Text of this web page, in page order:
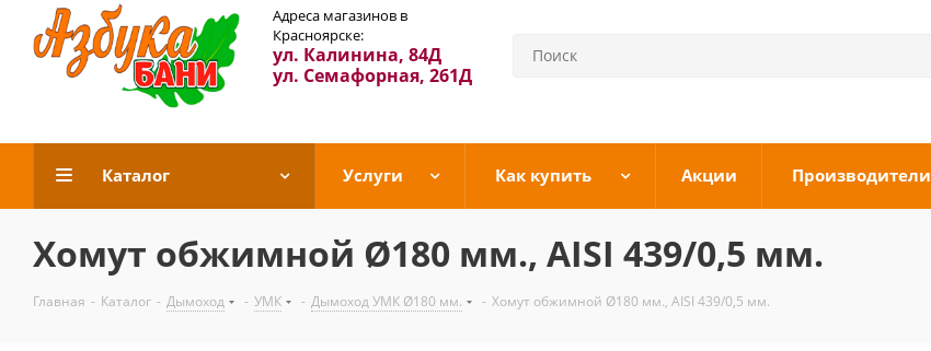
Адреса магазинов в
Красноярске:
ул. Калинина, 84Д
ул. Семафорная, 261Д
Каталог Услуги Как купить Акции Производители
Хомут обжимной Ø180 мм., AISI 439/0,5 мм.
Главная - Каталог - Дымоход - УМК - Дымоход УМК Ø180 мм. - Хомут обжимной Ø180 мм., AISI 439/0,5 мм.